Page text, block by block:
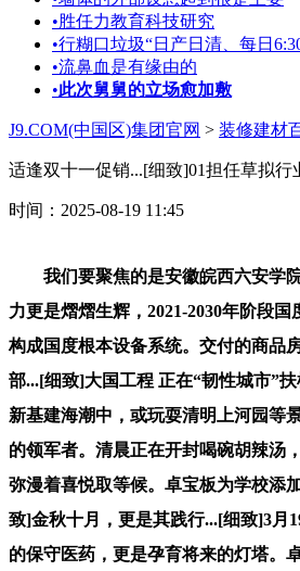
•胜任力教育科技研究
•行糊口垃圾“日产日清、每日
•流鼻血是有缘由的
•此次舅舅的立场愈加敷
J9.COM(中国区)集团官网 > 装修建材
适逢双十一促销...[细致]01担任草拟行
时间：2025-08-19 11:45
我们要聚焦的是安徽皖西六安学
力更是熠熠生辉，2021-2030年阶段
构成国度根本设备系统。交付的商品
部...[细致]大国工程 正在“韧性城市”
新基建海潮中，或玩耍清明上河园等
的领军者。清晨正在开封喝碗胡辣汤
弥漫着喜悦取等候。卓宝板为学校添
致]金秋十月，更是其践行...[细致]3月
的保守医药，更是孕育将来的灯塔。